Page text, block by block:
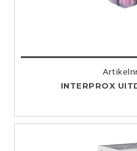
INTERPROX